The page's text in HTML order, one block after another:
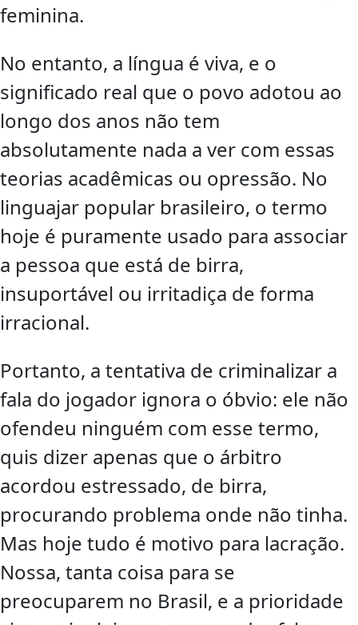
feminina.
No entanto, a língua é viva, e o
significado real que o povo adotou ao
longo dos anos não tem
absolutamente nada a ver com essas
teorias acadêmicas ou opressão. No
linguajar popular brasileiro, o termo
hoje é puramente usado para associar
a pessoa que está de birra,
insuportável ou irritadiça de forma
irracional.
Portanto, a tentativa de criminalizar a
fala do jogador ignora o óbvio: ele não
ofendeu ninguém com esse termo,
quis dizer apenas que o árbitro
acordou estressado, de birra,
procurando problema onde não tinha.
Mas hoje tudo é motivo para lacração.
Nossa, tanta coisa para se
preocuparem no Brasil, e a prioridade